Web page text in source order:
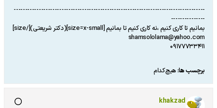
------------------------------------------------------------------------------------
---------------
بمانیم تا کاری کنیم ،نه کاری کنیم تا بمانیم [size=x-small](دکتر شریعتی)[/size]
shamsololama@yahoo.com
09177733411
برچسب ها: هیچ‌کدام
khakzad